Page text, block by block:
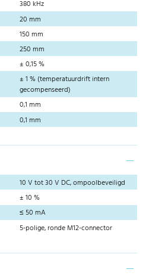
380 kHz
20 mm
150 mm
250 mm
± 0,15 %
± 1 % (temperatuurdrift intern
gecompenseerd)
0,1 mm
0,1 mm
10 V tot 30 V DC, ompoolbeveiligd
± 10 %
≤ 50 mA
5-polige, ronde M12-connector